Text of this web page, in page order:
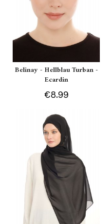
Belinay - Hellblau Turban -
Ecardin
€8.99